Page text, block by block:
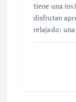
tiene una
disfrutan
relajado: